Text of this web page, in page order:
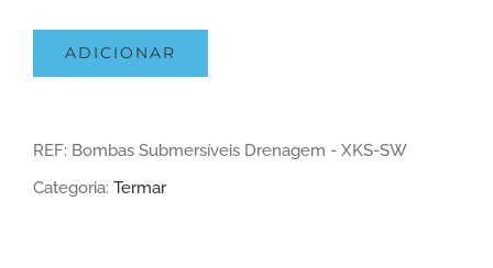
ADICIONAR
REF: Bombas Submersíveis Drenagem - XKS-SW
Categoria: Termar